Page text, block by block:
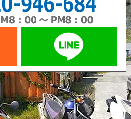
メールでお問い合わせ